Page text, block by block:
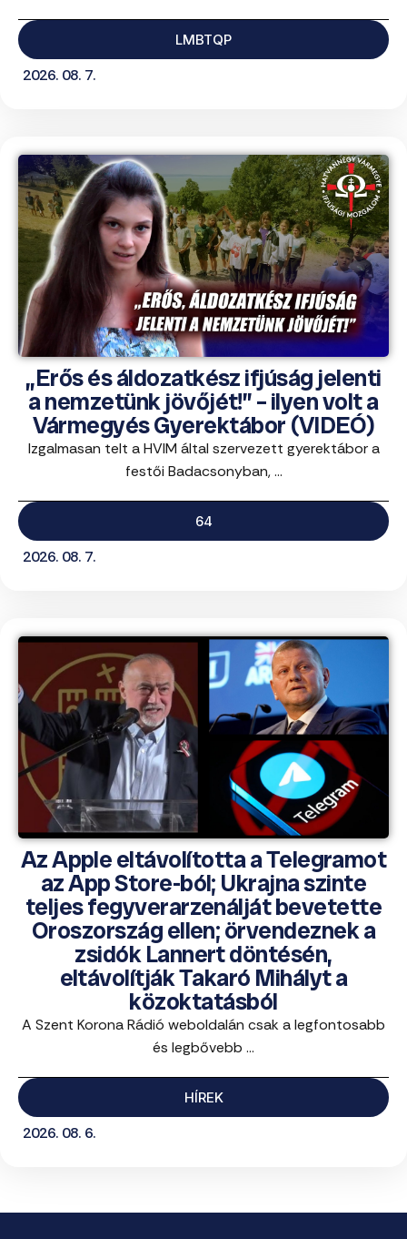
LMBTQP
2026. 08. 7.
„Erős és áldozatkész ifjúság jelenti
a nemzetünk jövőjét!” – ilyen volt a
Vármegyés Gyerektábor (VIDEÓ)
Izgalmasan telt a HVIM által szervezett gyerektábor a
festői Badacsonyban, ...
64
2026. 08. 7.
Az Apple eltávolította a Telegramot
az App Store-ból; Ukrajna szinte
teljes fegyverarzenálját bevetette
Oroszország ellen; örvendeznek a
zsidók Lannert döntésén,
eltávolítják Takaró Mihályt a
közoktatásból
A Szent Korona Rádió weboldalán csak a legfontosabb
és legbővebb ...
HÍREK
2026. 08. 6.